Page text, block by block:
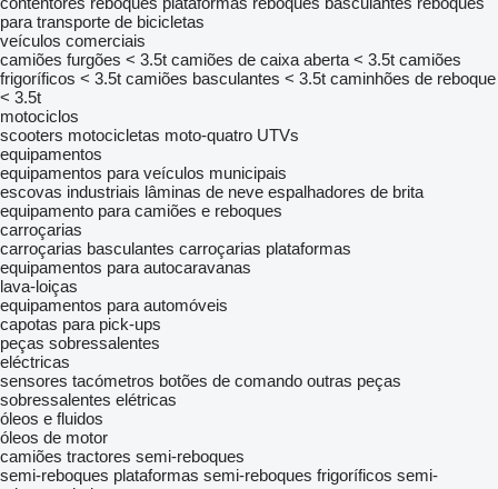
para transporte de bicicletas
veículos comerciais
camiões furgões < 3.5t camiões de caixa aberta < 3.5t camiões
frigoríficos < 3.5t camiões basculantes < 3.5t caminhões de reboque
< 3.5t
motociclos
scooters motocicletas moto-quatro UTVs
equipamentos
equipamentos para veículos municipais
escovas industriais lâminas de neve espalhadores de brita
equipamento para camiões e reboques
carroçarias
carroçarias basculantes carroçarias plataformas
equipamentos para autocaravanas
lava-loiças
equipamentos para automóveis
capotas para pick-ups
peças sobressalentes
eléctricas
sensores tacómetros botões de comando outras peças
sobressalentes elétricas
óleos e fluidos
óleos de motor
camiões tractores semi-reboques
semi-reboques plataformas semi-reboques frigoríficos semi-